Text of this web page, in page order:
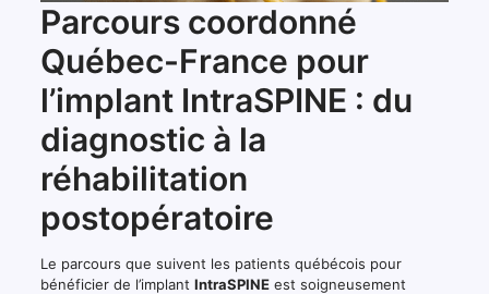
Parcours coordonné
Québec-France pour
l’implant IntraSPINE : du
diagnostic à la
réhabilitation
postopératoire
Le parcours que suivent les patients québécois pour
bénéficier de l’implant IntraSPINEest soigneusement